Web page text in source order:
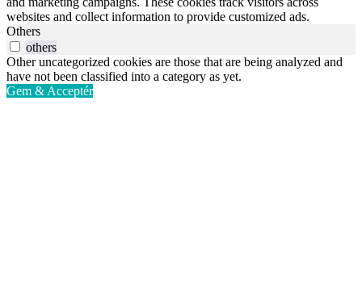
websites and collect information to provide customized ads.
Others
others
Other uncategorized cookies are those that are being analyzed and
have not been classified into a category as yet.
Gem & Acceptér